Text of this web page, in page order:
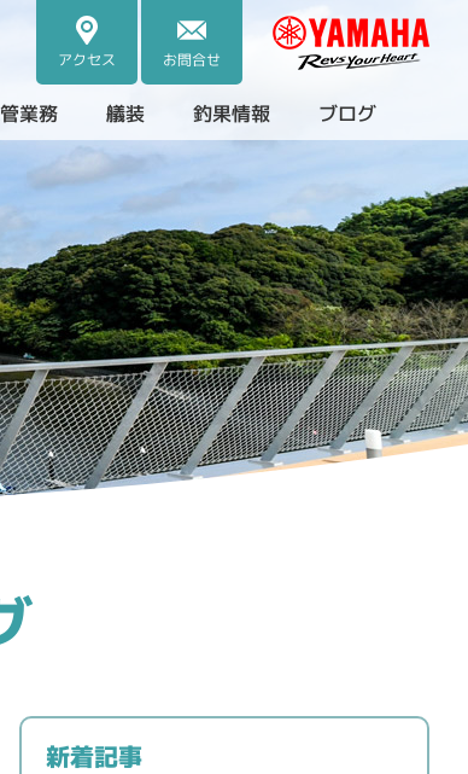
アクセス お問合せ
業務 艤装 釣果情報 ブログ
新着記事